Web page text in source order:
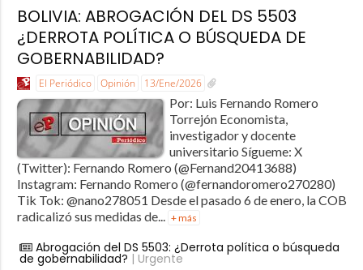
BOLIVIA: ABROGACIÓN DEL DS 5503
¿DERROTA POLÍTICA O BÚSQUEDA DE
GOBERNABILIDAD?
El Periódico Opinión 13/Ene/2026
Por: Luis Fernando Romero
Torrejón Economista,
investigador y docente
universitario Sígueme: X
(Twitter): Fernando Romero (@Fernand20413688)
Instagram: Fernando Romero (@fernandoromero270280)
Tik Tok: @nano278051 Desde el pasado 6 de enero, la COB
radicalizó sus medidas de...
+ más
Abrogación del DS 5503: ¿Derrota política o búsqueda
de gobernabilidad? | Urgente